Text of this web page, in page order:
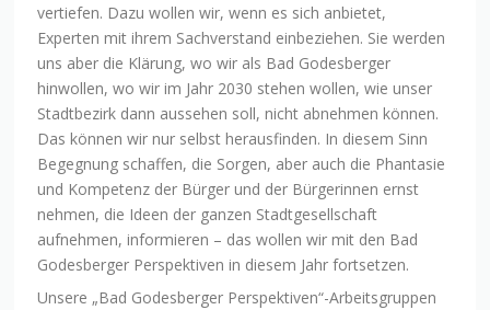
vertiefen. Dazu wollen wir, wenn es sich anbietet,
Experten mit ihrem Sachverstand einbeziehen. Sie werden
uns aber die Klärung, wo wir als Bad Godesberger
hinwollen, wo wir im Jahr 2030 stehen wollen, wie unser
Stadtbezirk dann aussehen soll, nicht abnehmen können.
Das können wir nur selbst herausfinden. In diesem Sinn
Begegnung schaffen, die Sorgen, aber auch die Phantasie
und Kompetenz der Bürger und der Bürgerinnen ernst
nehmen, die Ideen der ganzen Stadtgesellschaft
aufnehmen, informieren – das wollen wir mit den Bad
Godesberger Perspektiven in diesem Jahr fortsetzen.
Unsere „Bad Godesberger Perspektiven“-Arbeitsgruppen